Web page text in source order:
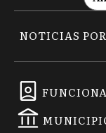
NOTICIAS